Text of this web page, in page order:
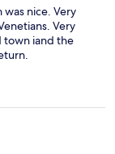
nice. Very
Very
town iand the